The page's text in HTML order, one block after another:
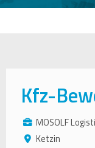
Kfz-
MOSOLF
Ketzin